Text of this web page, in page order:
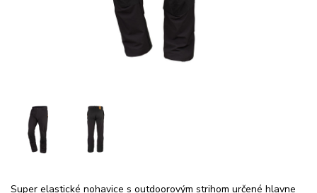
Super elastické nohavice s outdoorovým strihom určené hlavne